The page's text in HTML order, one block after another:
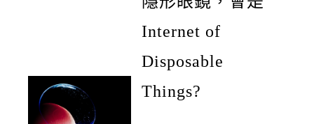
Internet of
Disposable
Things?